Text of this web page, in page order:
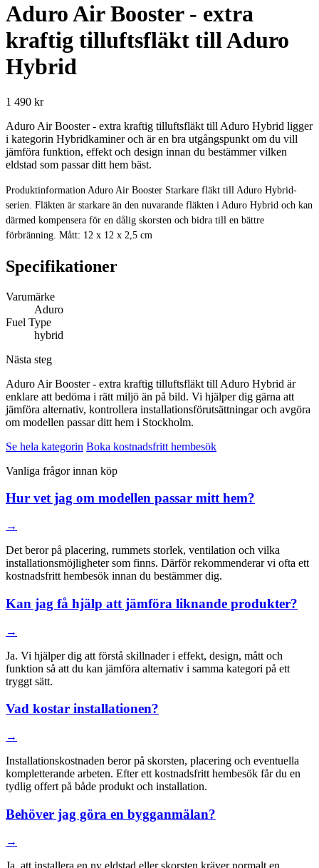
Aduro Air Booster - extra
kraftig tilluftsfläkt till Aduro
Hybrid
1 490 kr
Aduro Air Booster - extra kraftig tilluftsfläkt till Aduro Hybrid ligger
i kategorin Hybridkaminer och är en bra utgångspunkt om du vill
jämföra funktion, effekt och design innan du bestämmer vilken
eldstad som passar ditt hem bäst.
Produktinformation Aduro Air Booster Starkare fläkt till Aduro Hybrid-
serien. Fläkten är starkare än den nuvarande fläkten i Aduro Hybrid och kan
därmed kompensera för en dålig skorsten och bidra till en bättre
förbränning. Mått: 12 x 12 x 2,5 cm
Specifikationer
Varumärke
Aduro
Fuel Type
hybrid
Nästa steg
Aduro Air Booster - extra kraftig tilluftsfläkt till Aduro Hybrid är
enklare att bedöma i rätt miljö än på bild. Vi hjälper dig gärna att
jämföra alternativ, kontrollera installationsförutsättningar och avgöra
om modellen passar ditt hem i Stockholm.
Se hela kategorin Boka kostnadsfritt hembesök
Vanliga frågor innan köp
Hur vet jag om modellen passar mitt hem?
→
Det beror på placering, rummets storlek, ventilation och vilka
installationsmöjligheter som finns. Därför rekommenderar vi ofta ett
kostnadsfritt hembesök innan du bestämmer dig.
Kan jag få hjälp att jämföra liknande produkter?
→
Ja. Vi hjälper dig att förstå skillnader i effekt, design, mått och
funktion så att du kan jämföra alternativ i samma kategori på ett
tryggt sätt.
Vad kostar installationen?
→
Installationskostnaden beror på skorsten, placering och eventuella
kompletterande arbeten. Efter ett kostnadsfritt hembesök får du en
tydlig offert på både produkt och installation.
Behöver jag göra en bygganmälan?
→